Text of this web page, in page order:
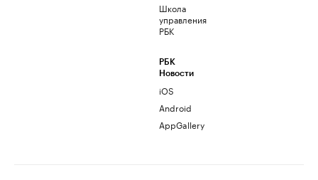
Школа
управления
РБК
РБК
Новости
iOS
Android
AppGallery